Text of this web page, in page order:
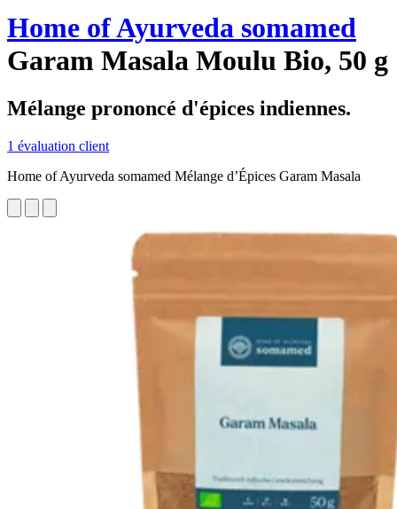
Home of Ayurveda somamed
Garam Masala Moulu Bio, 50 g
Mélange prononcé d'épices indiennes.
1 évaluation client
Home of Ayurveda somamed Mélange d’Épices Garam Masala